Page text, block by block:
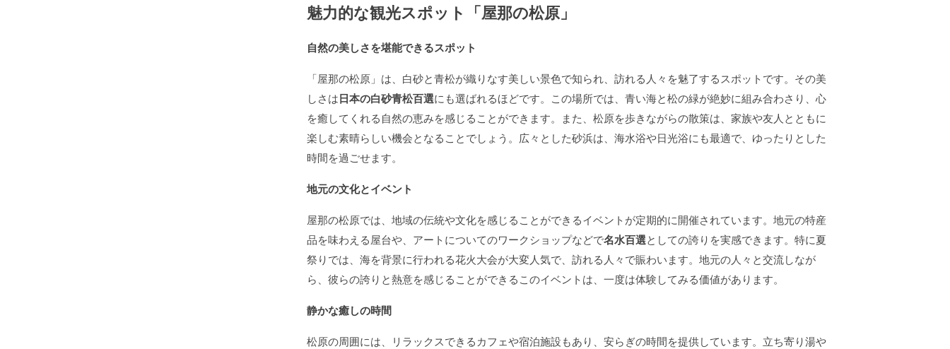
魅力的な観光スポット「屋那の松原」
自然の美しさを堪能できるスポット
「屋那の松原」は、白砂と青松が織りなす美しい景色で知られ、訪れる人々を魅了するスポットです。その美
しさは日本の白砂青松百選にも選ばれるほどです。この場所では、青い海と松の緑が絶妙に組み合わさり、心
を癒してくれる自然の恵みを感じることができます。また、松原を歩きながらの散策は、家族や友人とともに
楽しむ素晴らしい機会となることでしょう。広々とした砂浜は、海水浴や日光浴にも最適で、ゆったりとした
時間を過ごせます。
地元の文化とイベント
屋那の松原では、地域の伝統や文化を感じることができるイベントが定期的に開催されています。地元の特産
品を味わえる屋台や、アートについてのワークショップなどで名水百選としての誇りを実感できます。特に夏
祭りでは、海を背景に行われる花火大会が大変人気で、訪れる人々で賑わいます。地元の人々と交流しなが
ら、彼らの誇りと熱意を感じることができるこのイベントは、一度は体験してみる価値があります。
静かな癒しの時間
松原の周囲には、リラックスできるカフェや宿泊施設もあり、安らぎの時間を提供しています。立ち寄り湯や